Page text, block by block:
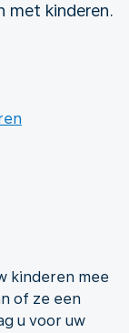
met kinderen.
kinderen mee
of ze een
u voor uw